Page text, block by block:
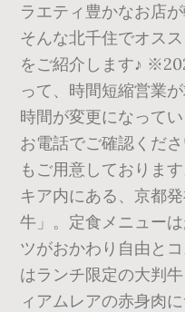
ラエティ豊かなお店
そんな北千住でオス
をご紹介します♪
って、時間短縮営業
時間が変更になって
お電話でご確認くだ
もご用意しておりま
キア内にある、京都
牛」。定食メニュー
ツがおかわり自由と
はランチ限定の大判
ィアムレアの赤身肉